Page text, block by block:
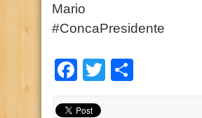
Mario
#ConcaPresidente
Facebook
Twitter